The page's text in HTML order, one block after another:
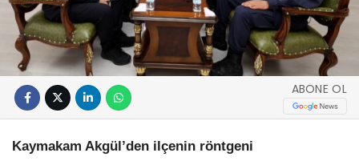
ABONE OL
Kaymakam Akgül’den ilçenin röntgeni